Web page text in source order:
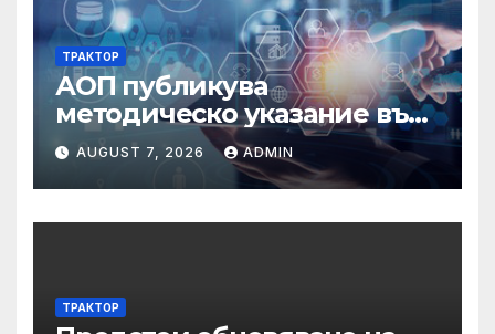
ТРАКТОР
АОП публикува
методическо указание във
връзка с промени в
основанията за
задължително
отстраняване на кандидати
AUGUST 7, 2026 ADMIN
ТРАКТОР